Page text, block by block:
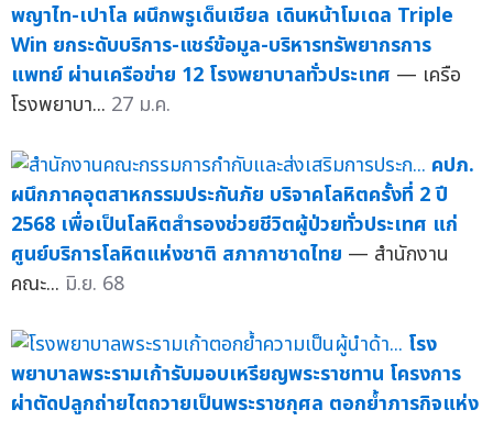
พญาไท-เปาโล ผนึกพรูเด็นเชียล เดินหน้าโมเดล Triple
Win ยกระดับบริการ-แชร์ข้อมูล-บริหารทรัพยากรการ
แพทย์ ผ่านเครือข่าย 12 โรงพยาบาลทั่วประเทศ — เครือ
โรงพยาบา... 27 ม.ค.
คปภ.
ผนึกภาคอุตสาหกรรมประกันภัย บริจาคโลหิตครั้งที่ 2 ปี
2568 เพื่อเป็นโลหิตสำรองช่วยชีวิตผู้ป่วยทั่วประเทศ แก่
ศูนย์บริการโลหิตแห่งชาติ สภากาชาดไทย — สำนักงาน
คณะ... มิ.ย. 68
โรง
พยาบาลพระรามเก้ารับมอบเหรียญพระราชทาน โครงการ
ผ่าตัดปลูกถ่ายไตถวายเป็นพระราชกุศล ตอกย้ำภารกิจแห่ง